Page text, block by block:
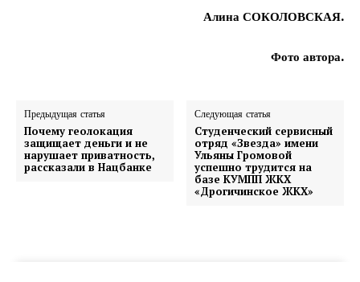
Алина СОКОЛОВСКАЯ.
Фото автора.
Предыдущая статья
Почему геолокация
защищает деньги и не
нарушает приватность,
рассказали в Нацбанке
Следующая статья
Студенческий сервисный
отряд «Звезда» имени
Ульяны Громовой
успешно трудится на
базе КУМПП ЖКХ
«Дрогичинское ЖКХ»